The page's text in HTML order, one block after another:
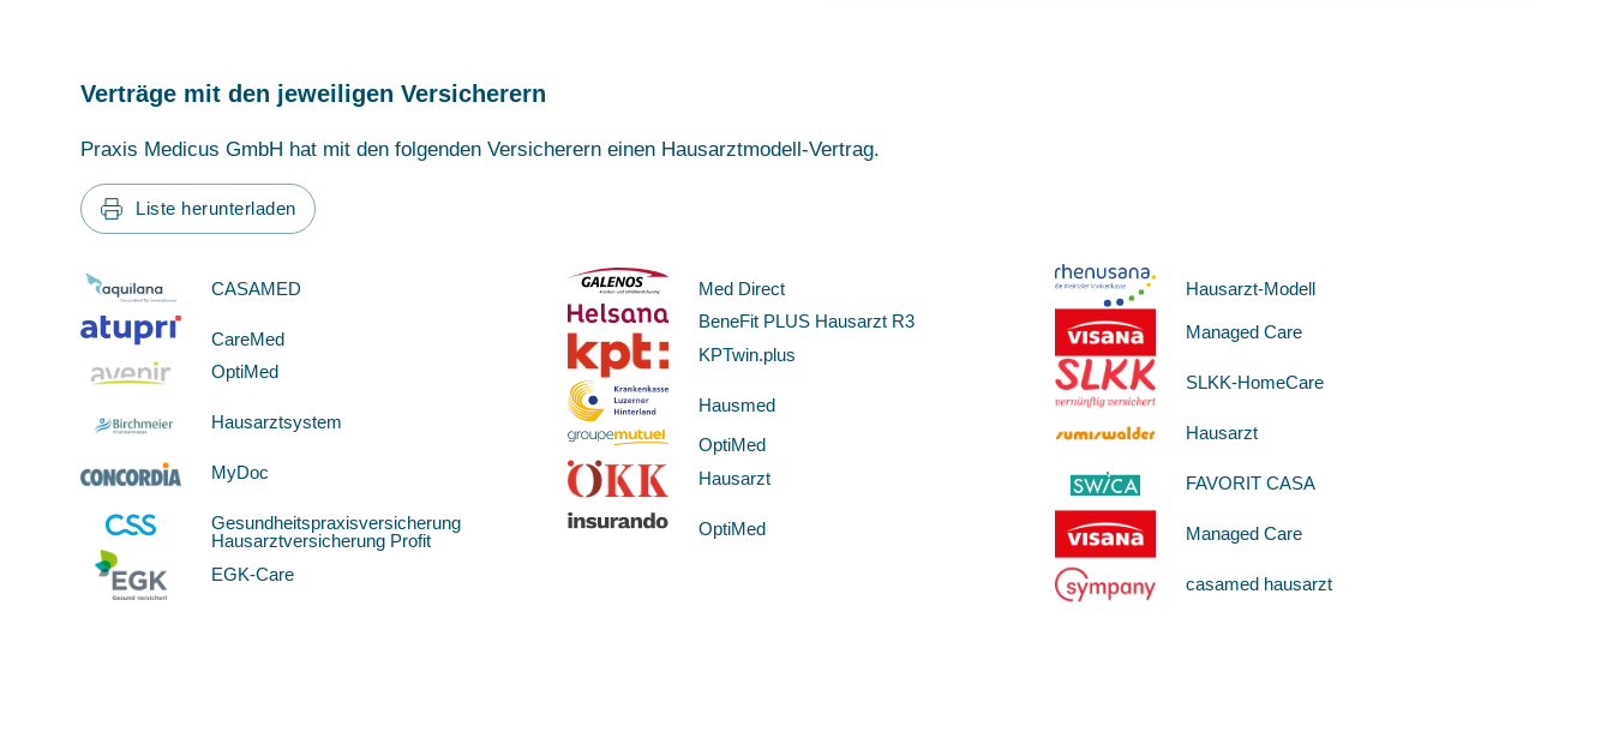
Verträge mit den jeweiligen Versicherern
Praxis Medicus GmbH hat mit den folgenden Versicherern einen Hausarztmodell-Vertrag.
Liste herunterladen
CASAMED
CareMed
OptiMed
Hausarztsystem
MyDoc
Gesundheitspraxisversicherung
Hausarztversicherung Profit
EGK-Care
Med Direct
BeneFit PLUS Hausarzt R3
KPTwin.plus
Hausmed
OptiMed
Hausarzt
OptiMed
Hausarzt-Modell
Managed Care
SLKK-HomeCare
Hausarzt
FAVORIT CASA
Managed Care
casamed hausarzt